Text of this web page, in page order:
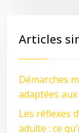
Articles
Démarches
adaptées
Les réflexes
adulte : ce